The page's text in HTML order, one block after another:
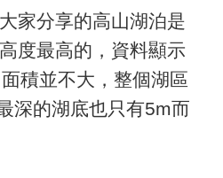
家分享的高山湖泊是
度最高的，資料顯示
積並不大，整個湖區
深的湖底也只有5m而